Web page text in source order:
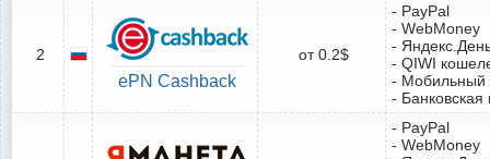
2
ePN Cashback
от 0.2$
- PayPal
- WebMoney
-
- QIWI
- Мобильный
- Банковская
- PayPal
- WebMoney